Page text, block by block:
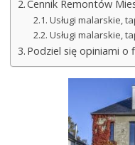
Cennik Remontów
Usługi malarskie,
Usługi malarskie,
Podziel się opiniami o